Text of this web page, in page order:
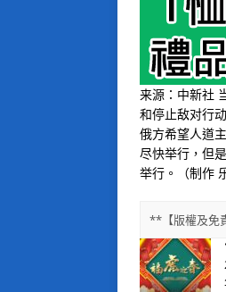
来源：中新社
和停止敌对行
俄方希望人道
尽快举行，但
举行。（制作
**【版權及免